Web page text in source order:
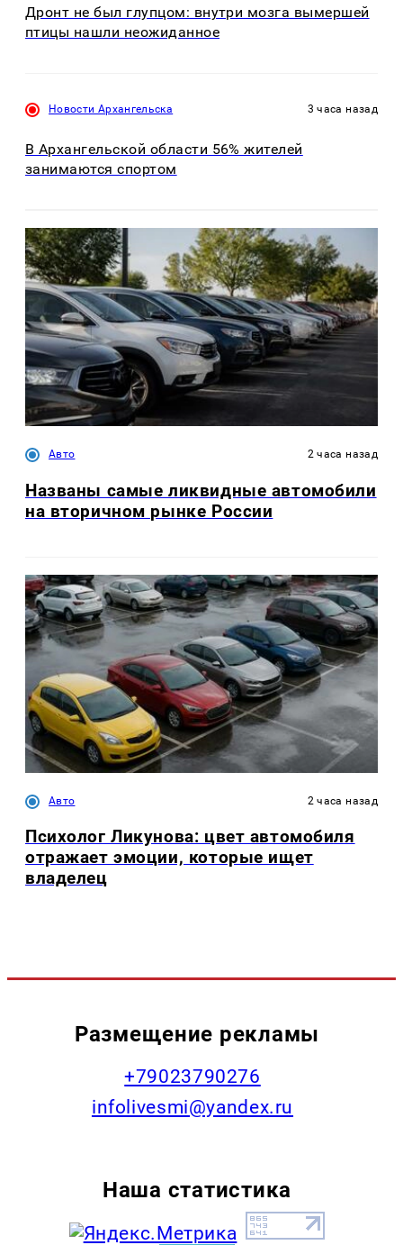
Дронт не был глупцом: внутри мозга вымершей
птицы нашли неожиданное
Новости Архангельска 3 часа назад
В Архангельской области 56% жителей
занимаются спортом
Авто 2 часа назад
Названы самые ликвидные автомобили
на вторичном рынке России
Авто 2 часа назад
Психолог Ликунова: цвет автомобиля
отражает эмоции, которые ищет
владелец
Размещение рекламы
+79023790276
infolivesmi@yandex.ru
Наша статистика